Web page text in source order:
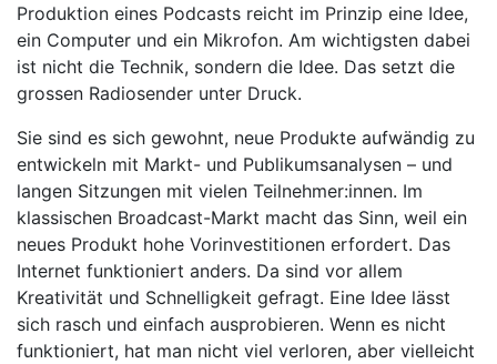
Produktion eines Podcasts reicht im Prinzip eine Idee,
ein Computer und ein Mikrofon. Am wichtigsten dabei
ist nicht die Technik, sondern die Idee. Das setzt die
grossen Radiosender unter Druck.
Sie sind es sich gewohnt, neue Produkte aufwändig zu
entwickeln mit Markt- und Publikumsanalysen – und
langen Sitzungen mit vielen Teilnehmer:innen. Im
klassischen Broadcast-Markt macht das Sinn, weil ein
neues Produkt hohe Vorinvestitionen erfordert. Das
Internet funktioniert anders. Da sind vor allem
Kreativität und Schnelligkeit gefragt. Eine Idee lässt
sich rasch und einfach ausprobieren. Wenn es nicht
funktioniert, hat man nicht viel verloren, aber vielleicht